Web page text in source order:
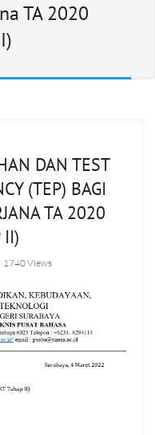
TA 2020
DAN TEST
(TEP) BAGI
TA 2020
II)
1740 Views